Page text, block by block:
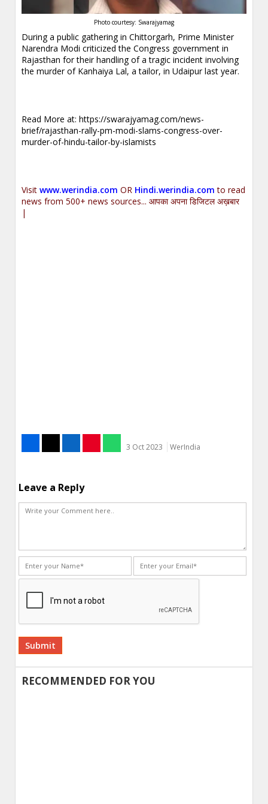
Photo courtesy: Swarajyamag
During a public gathering in Chittorgarh, Prime Minister
Narendra Modi criticized the Congress government in
Rajasthan for their handling of a tragic incident involving
the murder of Kanhaiya Lal, a tailor, in Udaipur last year.
Read More at:https://swarajyamag.com/news-
brief/rajasthan-rally-pm-modi-slams-congress-over-
murder-of-hindu-tailor-by-islamists
Visitwww.werindia.com OR Hindi.werindia.com to read
news from 500+ news sources... आपका अपना डिजिटल अख़बार
|
3 Oct 2023 WerIndia
Leave a Reply
Alternative:
RECOMMENDED FOR YOU